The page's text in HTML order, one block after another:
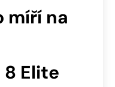
míří na
Elite